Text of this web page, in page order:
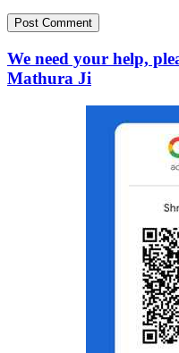
We need your help,
Mathura Ji